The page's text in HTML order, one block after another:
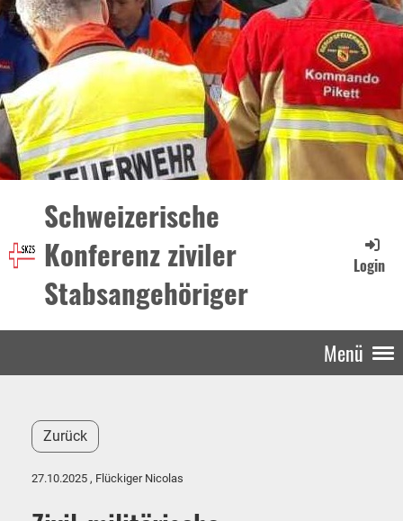
Schweizerische
Konferenz ziviler
Stabsangehöriger
Login
Menü
Zurück
27.10.2025 , Flückiger Nicolas